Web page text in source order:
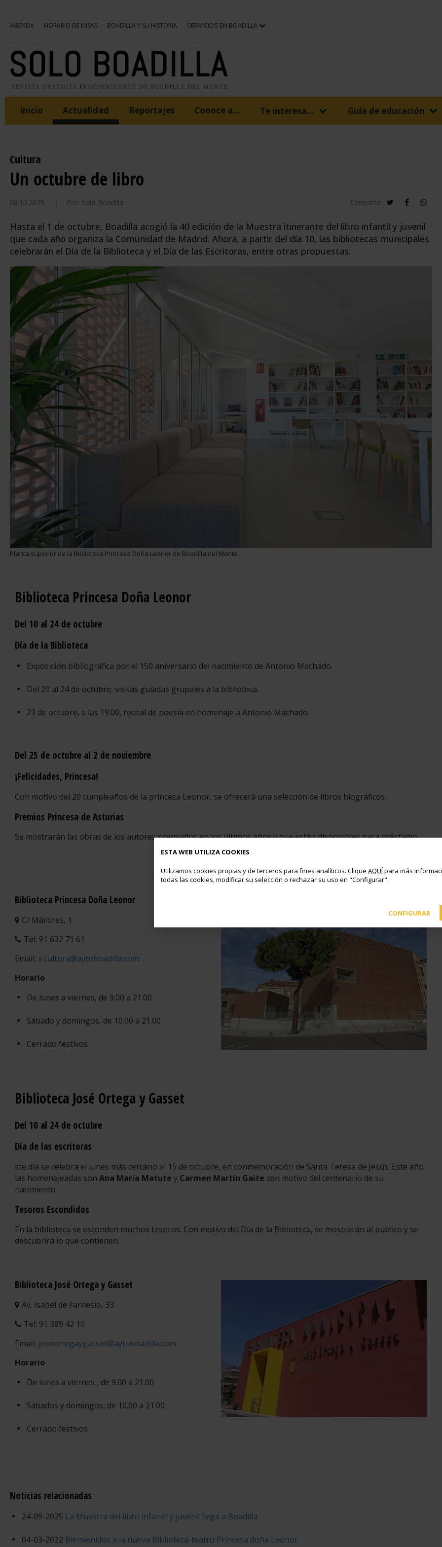
AGENDA HORARIO DE MISAS BOADILLA Y SU HISTORIA SERVICIOS EN BOADILLA
Inicio Actualidad Reportajes Conoce a... Te interesa... Guía de educación
Cultura
Un octubre de libro
08.10.2025 Por: Solo Boadilla Compartir: twitterfacebook
Hasta el 1 de octubre, Boadilla acogió la 40 edición de la Muestra itinerante del libro infantil y juvenil
que cada año organiza la Comunidad de Madrid. Ahora, a partir del día 10, las bibliotecas municipales
celebrarán el Día de la Biblioteca y el Día de las Escritoras, entre otras propuestas.
Planta superior de la Biblioteca Princesa Doña Leonor de Boadilla del Monte.
Biblioteca Princesa Doña Leonor
Del 10 al 24 de octubre
Día de la Biblioteca
Exposición bibliográfica por el 150 aniversario del nacimiento de Antonio Machado.
Del 20 al 24 de octubre, visitas guiadas grupales a la biblioteca.
23 de octubre, a las 19.00, recital de poesía en homenaje a Antonio Machado.
Del 25 de octubre al 2 de noviembre
¡Felicidades, Princesa!
Con motivo del 20 cumpleaños de la princesa Leonor, se ofrecerá una selección de libros biográficos.
Premios Princesa de Asturias
Se mostrarán las obras de los autores premiados en los últimos años y que están disponibles para préstamo.
Biblioteca Princesa Doña Leonor
C/ Mártires, 1
Tel: 91 632 71 61
Email: a.cultura@aytoboadilla.com
Horario
De lunes a viernes, de 9.00 a 21.00
Sábado y domingos, de 10.00 a 21.00
Cerrado festivos
Biblioteca José Ortega y Gasset
Del 10 al 24 de octubre
Día de las escritoras
ste día se celebra el lunes más cercano al 15 de octubre, en conmemoración de Santa Teresa de Jesús. Este año
las homenajeadas son Ana María Matute y Carmen Martín Gaite con motivo del centenario de su
nacimiento.
Tesoros Escondidos
En la biblioteca se esconden muchos tesoros. Con motivo del Día de la Biblioteca, se mostrarán al público y se
descubrirá lo que contienen.
Biblioteca José Ortega y Gasset
Av. Isabel de Farnesio, 33
Tel: 91 389 42 10
Email: joseortegaygasset@aytoboadilla.com
Horario
De lunes a viernes , de 9.00 a 21.00
Sábados y domingos, de 10.00 a 21.00
Cerrado festivos
Noticias relacionadas
24-09-2025 La Muestra del libro infantil y juvenil llega a Boadilla
04-03-2022 Bienvenidos a la nueva Biblioteca-teatro Princesa doña Leonor
ESTA WEB UTILIZA COOKIES
Utilizamos cookies propias y de terceros para fines analíticos. Clique AQUÍpara más
todas las cookies, modificar su selección o rechazar su uso en "Configurar".
CONFIGURAR